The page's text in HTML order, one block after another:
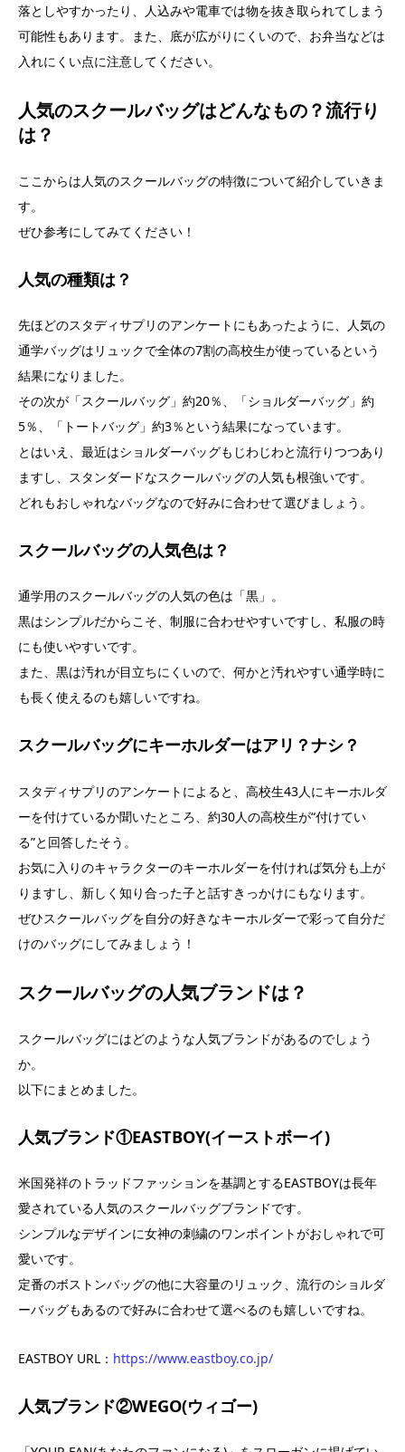
落としやすかったり、人込みや電車では物を抜き取られてしまう
可能性もあります。また、底が広がりにくいので、お弁当などは
入れにくい点に注意してください。
人気のスクールバッグはどんなもの？流行り
は？
ここからは人気のスクールバッグの特徴について紹介していきま
す。
ぜひ参考にしてみてください！
人気の種類は？
先ほどのスタディサプリのアンケートにもあったように、人気の
通学バッグはリュックで全体の7割の高校生が使っているという
結果になりました。
その次が「スクールバッグ」約20％、「ショルダーバッグ」約
5％、「トートバッグ」約3％という結果になっています。
とはいえ、最近はショルダーバッグもじわじわと流行りつつあり
ますし、スタンダードなスクールバッグの人気も根強いです。
どれもおしゃれなバッグなので好みに合わせて選びましょう。
スクールバッグの人気色は？
通学用のスクールバッグの人気の色は「黒」。
黒はシンプルだからこそ、制服に合わせやすいですし、私服の時
にも使いやすいです。
また、黒は汚れが目立ちにくいので、何かと汚れやすい通学時に
も長く使えるのも嬉しいですね。
スクールバッグにキーホルダーはアリ？ナシ？
スタディサプリのアンケートによると、高校生43人にキーホルダ
ーを付けているか聞いたところ、約30人の高校生が“付けてい
る”と回答したそう。
お気に入りのキャラクターのキーホルダーを付ければ気分も上が
りますし、新しく知り合った子と話すきっかけにもなります。
ぜひスクールバッグを自分の好きなキーホルダーで彩って自分だ
けのバッグにしてみましょう！
スクールバッグの人気ブランドは？
スクールバッグにはどのような人気ブランドがあるのでしょう
か。
以下にまとめました。
人気ブランド①EASTBOY(イーストボーイ)
米国発祥のトラッドファッションを基調とするEASTBOYは長年
愛されている人気のスクールバッグブランドです。
シンプルなデザインに女神の刺繍のワンポイントがおしゃれで可
愛いです。
定番のボストンバッグの他に大容量のリュック、流行のショルダ
ーバッグもあるので好みに合わせて選べるのも嬉しいですね。
EASTBOY URL： https://www.eastboy.co.jp/
人気ブランド②WEGO(ウィゴー)